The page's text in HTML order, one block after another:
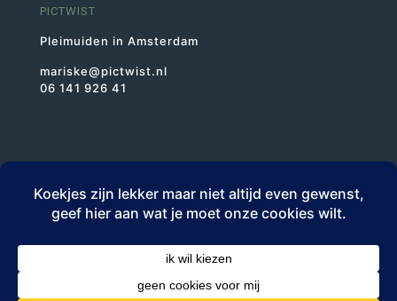
PICTWIST
Pleimuiden in Amsterdam
mariske@pictwist.nl
06 141 926 41
KvK 30227193